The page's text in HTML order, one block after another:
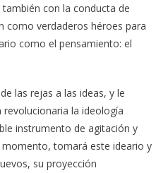
con la conducta de
como verdaderos héroes para
como el pensamiento: el
las rejas a las ideas, y le
la ideología
instrumento de agitación y
tomará este ideario y
su proyección